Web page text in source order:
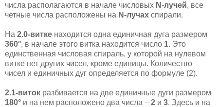
числа располагаются в начале числовых N-лучей, все
четные числа расположены на N-лучах спирали.
На 2.0-витке находится одна единичная дуга размером
360°, в начале этого витка находится число 1. Это
единственная числовая спираль, у которой на нулевом
витке нет других чисел, кроме единицы. Количество
чисел и единичных дуг определяется по формуле (2).
2.1-виток разбивается на две единичные дуги размером
180° и на нем расположено два числа – 2 и 3. Здесь и на